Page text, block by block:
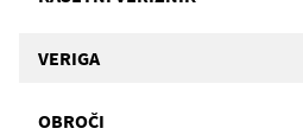
VERIGA
OBROČI